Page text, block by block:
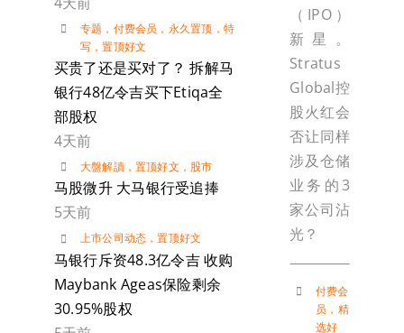
专题 ， 付费会员 ， 永久置顶 ， 特
写 ，置顶好文
买贵了还是买对了？ 拆解马
银行48亿令吉买下Etiqa全
部股权
4天前
大盤解讀， 置顶好文 ， 股市
马股微升 大马银行受追捧
5天前
上市公司动态 ，置顶好文
马银行斥资48.3亿令吉 收购
Maybank Ageas保险剩余
30.95%股权
（IPO）
新星。
Stratus
Global控
股火红会
否让同样
涉及仓储
业务的3
家公司沾
光？
付费会
员 ， 精
选好